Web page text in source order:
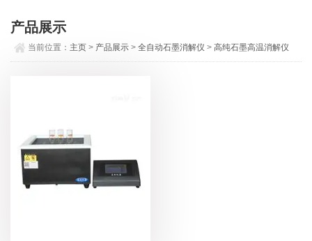
产品展示
当前位置： 主页 > 产品展示 >全自动石墨消解仪 >高纯石墨高温消解仪